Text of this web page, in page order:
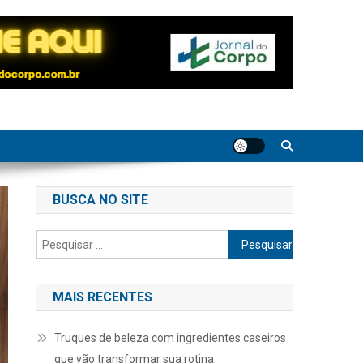
BUSCA NO SITE
Pesquisar
por:
MAIS RECENTES
Truques de beleza com ingredientes caseiros
que vão transformar sua rotina